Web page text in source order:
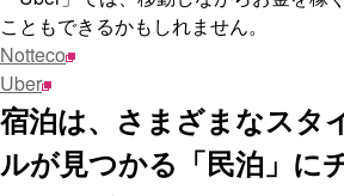
こともできるかもしれません。
Notteco
Uber
宿泊は、さまざまなスタ
ルが見つかる「民泊」に